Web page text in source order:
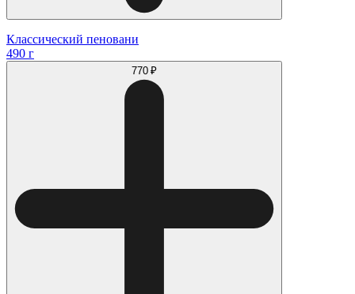
Классический пеновани
490 г
770 ₽